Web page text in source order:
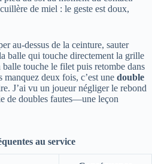
de miel : le geste est doux,
au‑dessus de la ceinture, sauter
balle qui touche directement la grille
touche le filet puis retombe dans
manquez deux fois, c’est une double
J’ai vu un joueur négliger le rebond
de doubles fautes—une leçon
au service